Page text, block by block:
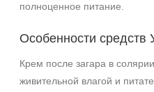
полноценное питание.
Особенности средств
Крем после загара в
живительной влагой и